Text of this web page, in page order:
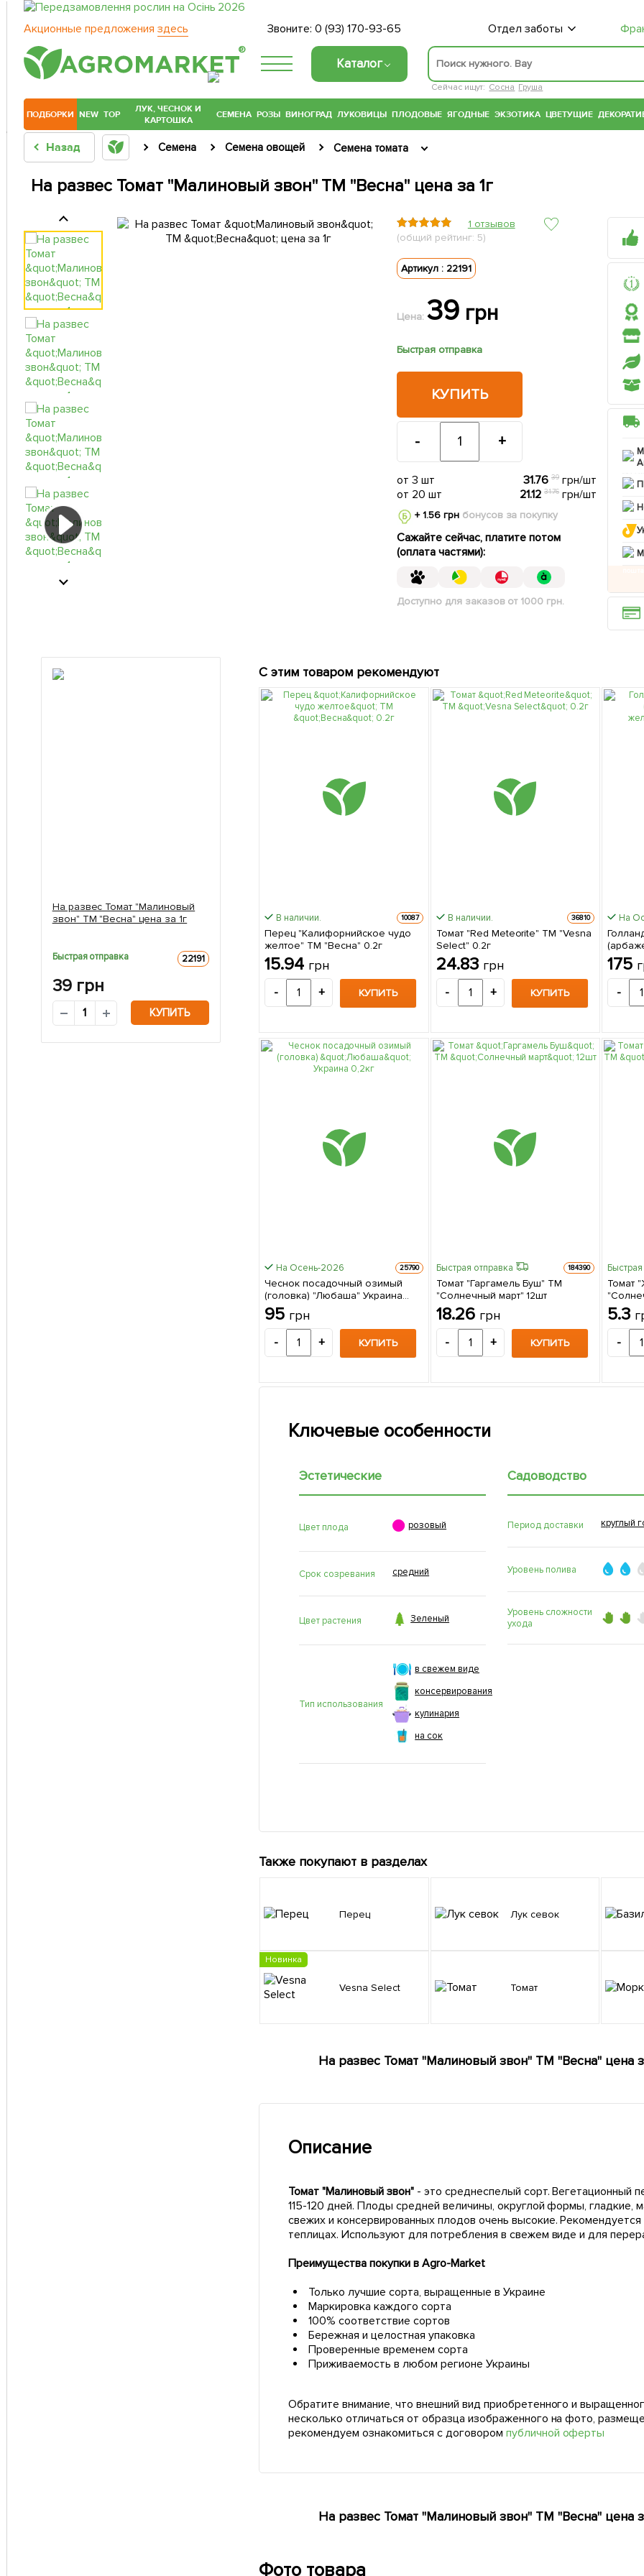
Акционные предложения здесь Звоните:0 (93) 170-93-65 Отдел заботы
®
Каталог
Сейчас ищут: Сосна Груша
ПОДБОРКИ NEW TOP
ЛУК, ЧЕСНОК И
КАРТОШКА
СЕМЕНА РОЗЫ ВИНОГРАД ЛУКОВИЦЫ ПЛОДОВЫЕ ЯГОДНЫЕ ЭКЗОТИКА ЦВЕТУЩИЕ
Назад Семена Семена овощей Семена томата
На развес Томат "Малиновый звон" ТМ "Весна" цена за 1г
1 отзывов
(общий рейтинг: 5)
Артикул : 22191
Цена: 39 грн
Быстрая отправка
КУПИТЬ
- +
от 3 шт 31.76 39грн/шт
от 20 шт
21.12 31.76грн/шт
+ 1.56 грнбонусов за покупку
Сажайте сейчас, платите потом
(оплата частями):
Доступно для заказов от 1000 грн.
На развес Томат "Малиновый
звон" ТМ "Весна" цена за 1г
Быстрая отправка 22191
39грн
КУПИТЬ
С этим товаром рекомендуют
В наличии. 10087
Перец "Калифорнийское чудо
желтое" ТМ "Весна" 0.2г
15.94 грн
- + КУПИТЬ
В наличии. 36810
Томат "Red Meteorite" ТМ "Vesna
Select" 0.2г
24.83 грн
- + КУПИТЬ
На
175
-
На Осень-2026 25790
Чеснок посадочный озимый
(головка) "Любаша" Украина
0,2кг
95 грн
- + КУПИТЬ
Быстрая отправка 184390
Томат "Гаргамель Буш" ТМ
"Солнечный март" 12шт
18.26 грн
- + КУПИТЬ
Томат
5.3
-
Ключевые особенности
Эстетические
Цвет плода  розовый
Срок созревания средний
Цвет растения  Зеленый
Тип использования
в свежем виде
консервирования
кулинария
на сок
Садоводство
Период доставки круглый
Уровень полива
Уровень сложности
ухода
Также покупают в разделах
Перец
Новинка
Vesna Select
Лук севок
Томат
На развес Томат "Малиновый звон" ТМ "Весна" цена
Описание
Томат "Малиновый звон"- это среднеспелый сорт. Вегетационный
115-120 дней. Плоды средней величины, округлой формы, гладкие,
свежих и консервированных плодов очень высокие.
теплицах. Используют для потребления в свежем виде и для
Преимущества покупки в Agro-Market
Только лучшие сорта, выращенные в Украине
Маркировка каждого сорта
100% соответствие сортов
Бережная и целостная упаковка
Проверенные временем сорта
Приживаемость в любом регионе Украины
Обратите внимание, что внешний вид приобретенного и
несколько отличаться от образца изображенного на фото,
рекомендуем ознакомиться с договором публичной оферты
На развес Томат "Малиновый звон" ТМ "Весна" цена
Фото товара